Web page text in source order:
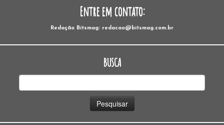
Entre em contato:
Redação Bitsmag: redacao@bitsmag.com.br
BUSCA